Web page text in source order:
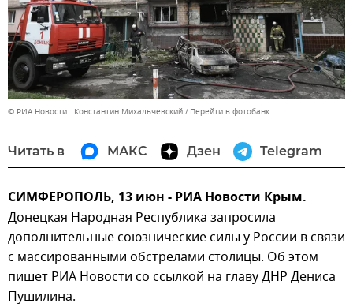
© РИА Новости . Константин Михальчевский Перейти в фотобанк
Читать в МАКС Дзен Telegram
СИМФЕРОПОЛЬ, 13 июн - РИА Новости Крым.
Донецкая Народная Республика запросила
дополнительные союзнические силы у России в связи
с массированными обстрелами столицы. Об этом
пишет РИА Новости со ссылкой на главу ДНР Дениса
Пушилина.